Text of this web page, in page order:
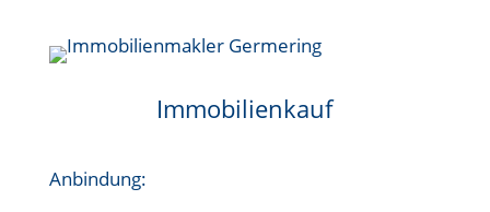
Immobilienkauf
Anbindung: